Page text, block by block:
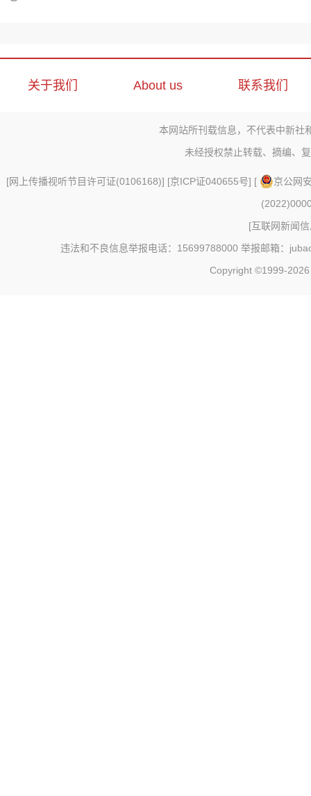
关于我们 About us 联系我们
本网站所刊载信息，不代表中新社
未经授权禁止转载、摘编、
[网上传播视听节目许可证(0106168)] [京ICP证040655号] [
京公网
[互联网新闻
违法和不良信息举报电话：15699788000 举报邮箱：
Copyright ©1999-